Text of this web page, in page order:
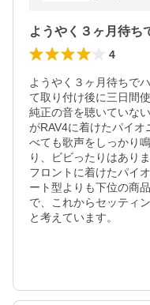
4
ようやく３ヶ月待ちで
て取り付け後に三日間
純正の音を聴いていな
がRAV4に着けたパイ
べても歌声をしっかり
り、ビビったりはありま
フロントに着けたパイ
ート型よりも下位の商
で、これからセッティ
と考えています。